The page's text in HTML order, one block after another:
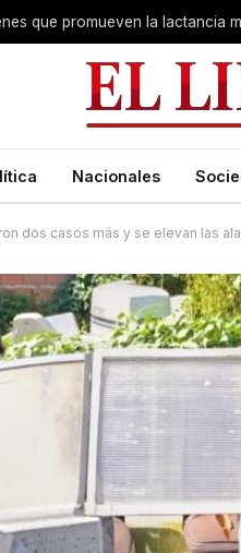
que promueven la lactancia
Nacionales
dos casos más y se elevan las